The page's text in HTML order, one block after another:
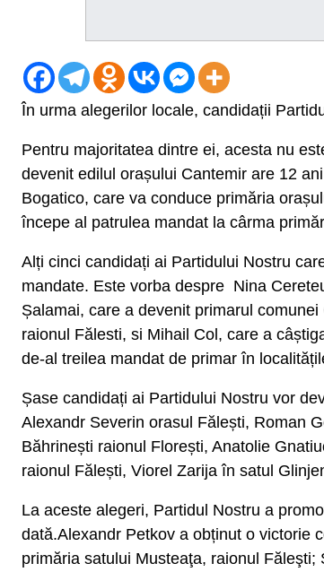
În urma alegerilor locale, candidații
Pentru majoritatea dintre ei, acesta nu
devenit edilul orașului Cantemir are 12
Bogatico, care va conduce primăria
începe al patrulea mandat la cârma
Alți cinci candidați ai Partidului Nostru
mandate. Este vorba despre Nina
Șalamai, care a devenit primarul
raionul Fălesti, si Mihail Col, care a
de-al treilea mandat de primar în
Șase candidați ai Partidului Nostru vor
Alexandr Severin orasul Fălești, Roman
Băhrinești raionul Florești, Anatolie
raionul Fălești, Viorel Zarija în satul
La aceste alegeri, Partidul Nostru a
dată.Alexandr Petkov a obținut o victorie
primăria satului Musteaţa, raionul